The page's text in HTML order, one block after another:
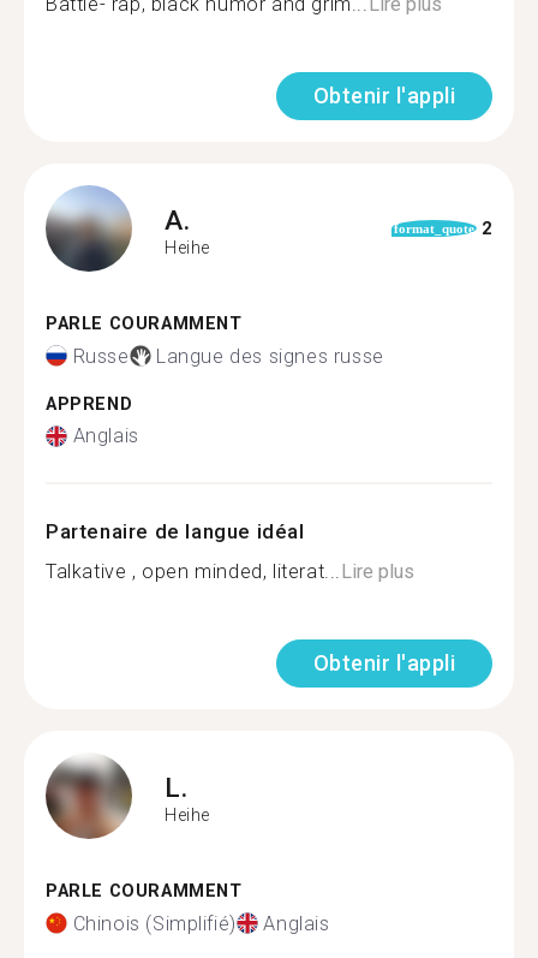
Obtenir l'appli
A.
Heihe
format_quote 2
PARLE COURAMMENT
Russe Langue des signes russe
APPREND
Anglais
Partenaire de langue idéal
Talkative , open minded, literat...Lire plus
Obtenir l'appli
L.
Heihe
PARLE COURAMMENT
Chinois (Simplifié) Anglais